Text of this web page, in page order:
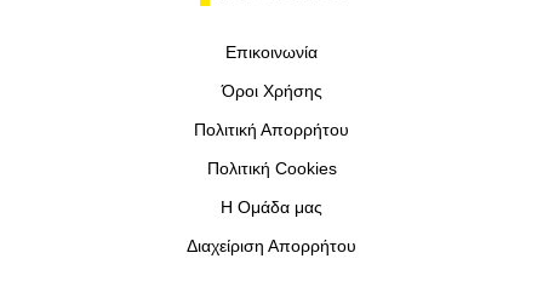
Επικοινωνία
Όροι Χρήσης
Πολιτική Απορρήτου
Πολιτική Cookies
Η Ομάδα μας
Διαχείριση Απορρήτου